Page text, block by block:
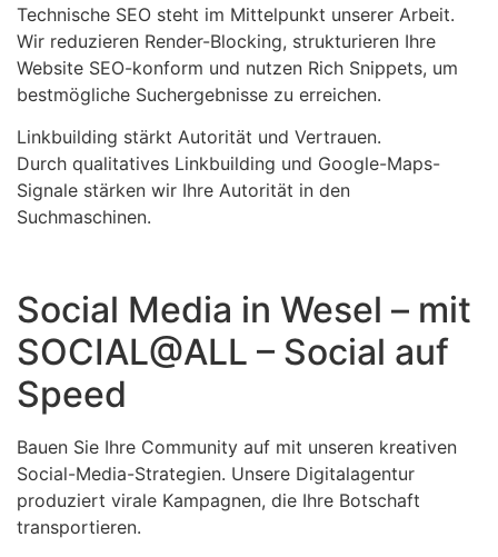
Technische SEO steht im Mittelpunkt unserer Arbeit.
Wir reduzieren Render-Blocking, strukturieren Ihre
Website SEO-konform und nutzen Rich Snippets, um
bestmögliche Suchergebnisse zu erreichen.
Linkbuilding stärkt Autorität und Vertrauen.
Durch qualitatives Linkbuilding und Google-Maps-
Signale stärken wir Ihre Autorität in den
Suchmaschinen.
Social Media in Wesel – mit
SOCIAL@ALL – Social auf
Speed
Bauen Sie Ihre Community auf mit unseren kreativen
Social-Media-Strategien. Unsere Digitalagentur
produziert virale Kampagnen, die Ihre Botschaft
transportieren.